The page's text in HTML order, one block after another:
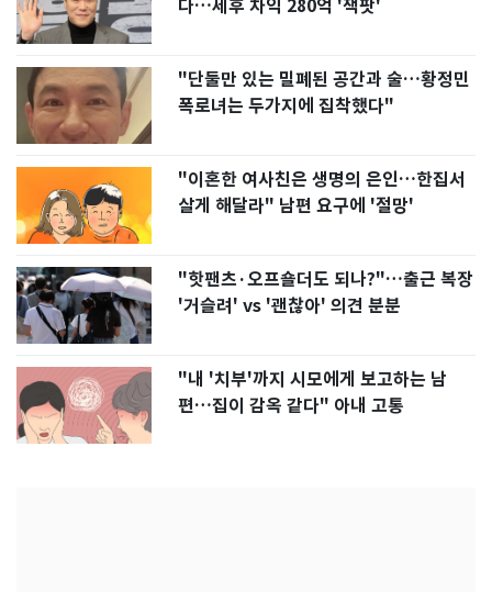
다…세후 차익 280억 '잭팟'
"단둘만 있는 밀폐된 공간과 술…황정민
폭로녀는 두가지에 집착했다"
"이혼한 여사친은 생명의 은인…한집서
살게 해달라" 남편 요구에 '절망'
"핫팬츠·오프숄더도 되나?"…출근 복장
'거슬려' vs '괜찮아' 의견 분분
"내 '치부'까지 시모에게 보고하는 남
편…집이 감옥 같다" 아내 고통